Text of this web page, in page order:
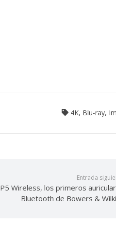
4K, Blu-ray,
Entrada
P5 Wireless, los primeros
Bluetooth de Bowers &